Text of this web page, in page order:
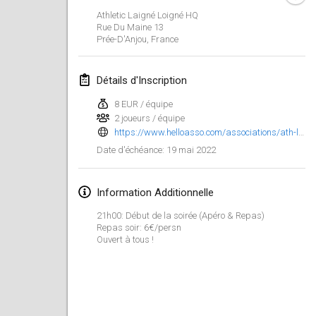
Athletic Laigné Loigné HQ
Rue Du Maine 13
Prée-D'Anjou France
Détails d'Inscription
8 EUR / équipe
2 joueurs / équipe
Date d'échéance: 19 mai 2022
Information Additionnelle
21h00: Début de la soirée (Apéro & Repas)
Repas soir: 6€/persn
Ouvert à tous !
février 2022
4 févr. 2022| République tchèque
TangoMölkky
5 févr. 2022|Finlande
12 févr. 2022|Finlande
Yamagata Tournament
13 févr. 2022